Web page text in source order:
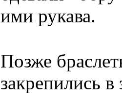
ими рукава.
Позже
закрепились